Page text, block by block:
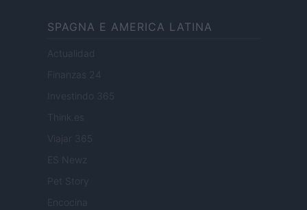
SPAGNA E AMERICA LATINA
Actualidad
Finanzas 24
Investindo 365
Viajar 365
ES Newz
Pet Story
Encocina